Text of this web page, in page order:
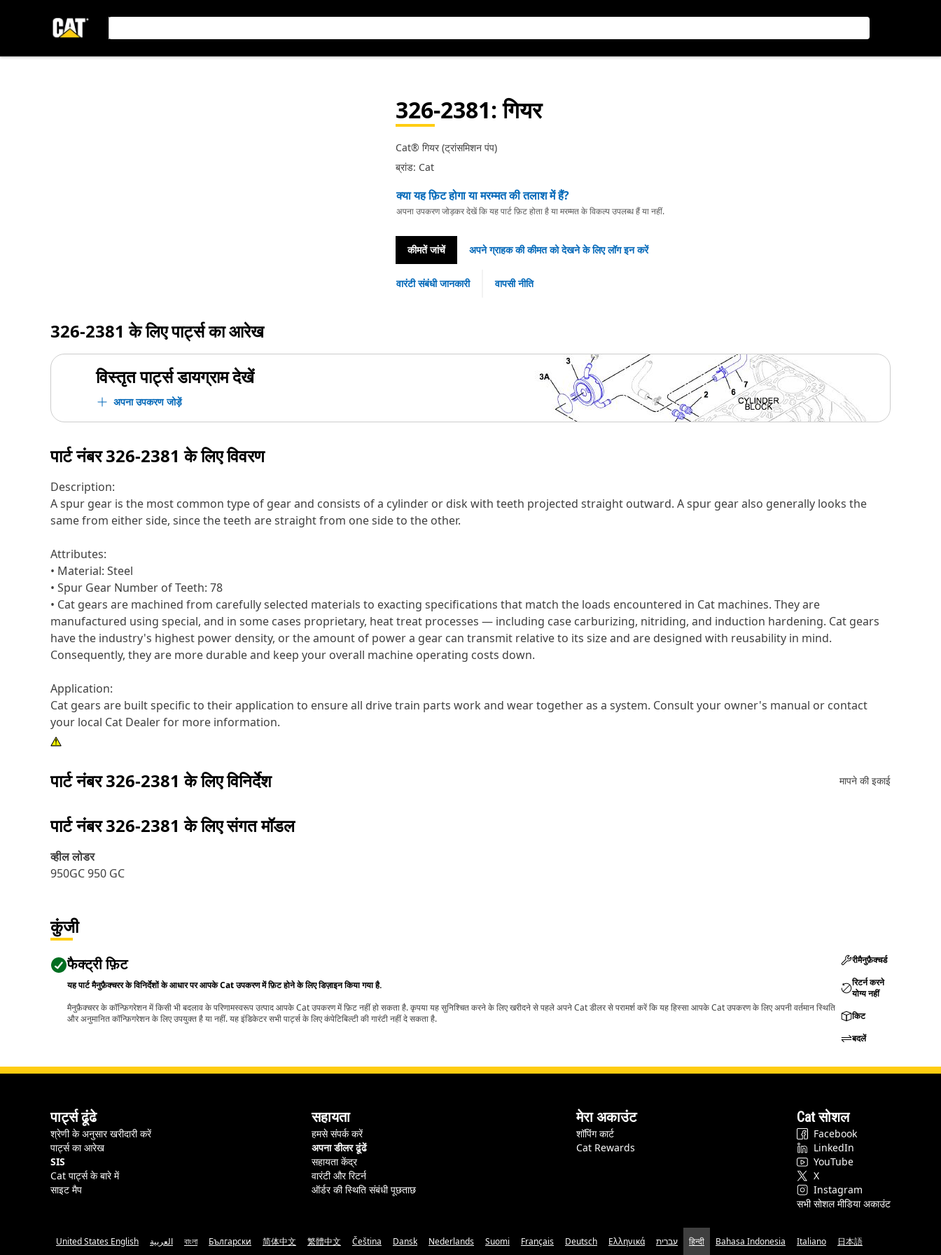
326-2381: गियर
Cat® गियर (ट्रांसमिशन पंप)
ब्रांड: Cat
क्या यह फ़िट होगा या मरम्मत की तलाश में हैं?
अपना उपकरण जोड़कर देखें कि यह पार्ट फ़िट होता है या मरम्मत के विकल्प उपलब्ध हैं या नहीं.
कीमतें जांचें अपने ग्राहक की कीमत को देखने के लिए लॉग इन करें
वारंटी संबंधी जानकारी वापसी नीति
326-2381 के लिए पार्ट्स का आरेख
विस्तृत पार्ट्स डायग्राम देखें
अपना उपकरण जोड़ें
पार्ट नंबर326-2381 के लिए विवरण
Description:
A spur gear is the most common type of gear and consists of a cylinder or disk with teeth projected straight outward. A spur gear also generally looks the
same from either side, since the teeth are straight from one side to the other.
Attributes:
• Material: Steel
• Spur Gear Number of Teeth: 78
• Cat gears are machined from carefully selected materials to exacting specifications that match the loads encountered in Cat machines. They are
manufactured using special, and in some cases proprietary, heat treat processes — including case carburizing, nitriding, and induction hardening. Cat gears
have the industry's highest power density, or the amount of power a gear can transmit relative to its size and are designed with reusability in mind.
Consequently, they are more durable and keep your overall machine operating costs down.
Application:
Cat gears are built specific to their application to ensure all drive train parts work and wear together as a system. Consult your owner's manual or contact
your local Cat Dealer for more information.
पार्ट नंबर326-2381 के लिए विनिर्देश मापने की इकाई
पार्ट नंबर326-2381 के लिए संगत मॉडल
व्हील लोडर
950GC 950 GC
कुंजी
फैक्ट्री फ़िट
यह पार्ट मैनुफ़ैक्चरर के विनिर्देशों के आधार पर आपके Cat उपकरण में फ़िट होने के लिए डिज़ाइन किया गया है.
मैनुफ़ैक्चरर के कॉन्फ़िगरेशन में किसी भी बदलाव के परिणामस्वरूप उत्पाद आपके Cat उपकरण में फ़िट नहीं हो सकता है. कृपया यह सुनिश्चित करने के लिए खरीदने से पहले अपने Cat डीलर से परामर्श करें कि यह हिस्सा आपके Cat उपकरण के लिए अपनी वर्तमान स्थिति
और अनुमानित कॉन्फ़िगरेशन के लिए उपयुक्त है या नहीं. यह इंडिकेटर सभी पार्ट्स के लिए कंपेटिबिल्टी की गारंटी नहीं दे सकता है.
रीमैनुफ़ैक्चर्ड
रिटर्न करने
योग्य नहीं
किट
बदलें
पार्ट्स ढूंढे
श्रेणी के अनुसार खरीदारी करें
पार्ट्स का आरेख
SIS
Cat पार्ट्स के बारे में
साइट मैप
सहायता
हमसे संपर्क करें
अपना डीलर ढूंढें
सहायता केंद्र
वारंटी और रिटर्न
ऑर्डर की स्थिति संबंधी पूछताछ
मेरा अकाउंट
शॉपिंग कार्ट
Cat Rewards
Cat सोशल
Facebook
LinkedIn
YouTube
X
Instagram
सभी सोशल मीडिया अकाउंट
United States English العربية বাংলা Български 简体中文 繁體中文 Čeština Dansk Nederlands Suomi Français Deutsch Ελληνικά עברית हिन्दी Bahasa Indonesia Italiano 日本語